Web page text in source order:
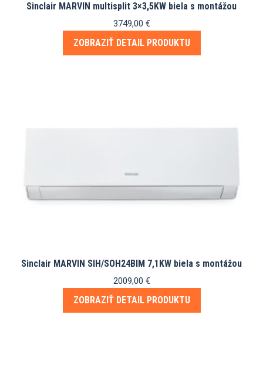
Sinclair MARVIN multisplit 3×3,5KW biela s montážou
3749,00 €
ZOBRAZIŤ DETAIL PRODUKTU
Sinclair MARVIN SIH/SOH24BIM 7,1KW biela s montážou
2009,00 €
ZOBRAZIŤ DETAIL PRODUKTU